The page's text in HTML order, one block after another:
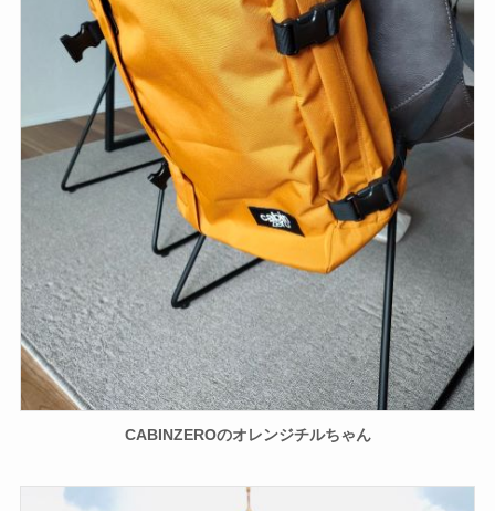
CABINZEROのオレンジチルちゃん